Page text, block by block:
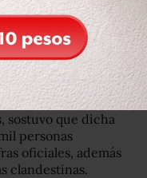
abiertas”,dijo
enfrentar de raíz este
una de las víctimas
de esta crisis
sostuvo que dicha
personas
oficiales, además
clandestinas.